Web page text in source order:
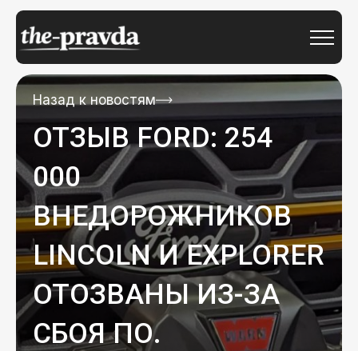
Назад к новостям
ОТЗЫВ FORD: 254
000
ВНЕДОРОЖНИКОВ
LINCOLN И EXPLORER
ОТОЗВАНЫ ИЗ-ЗА
СБОЯ ПО.